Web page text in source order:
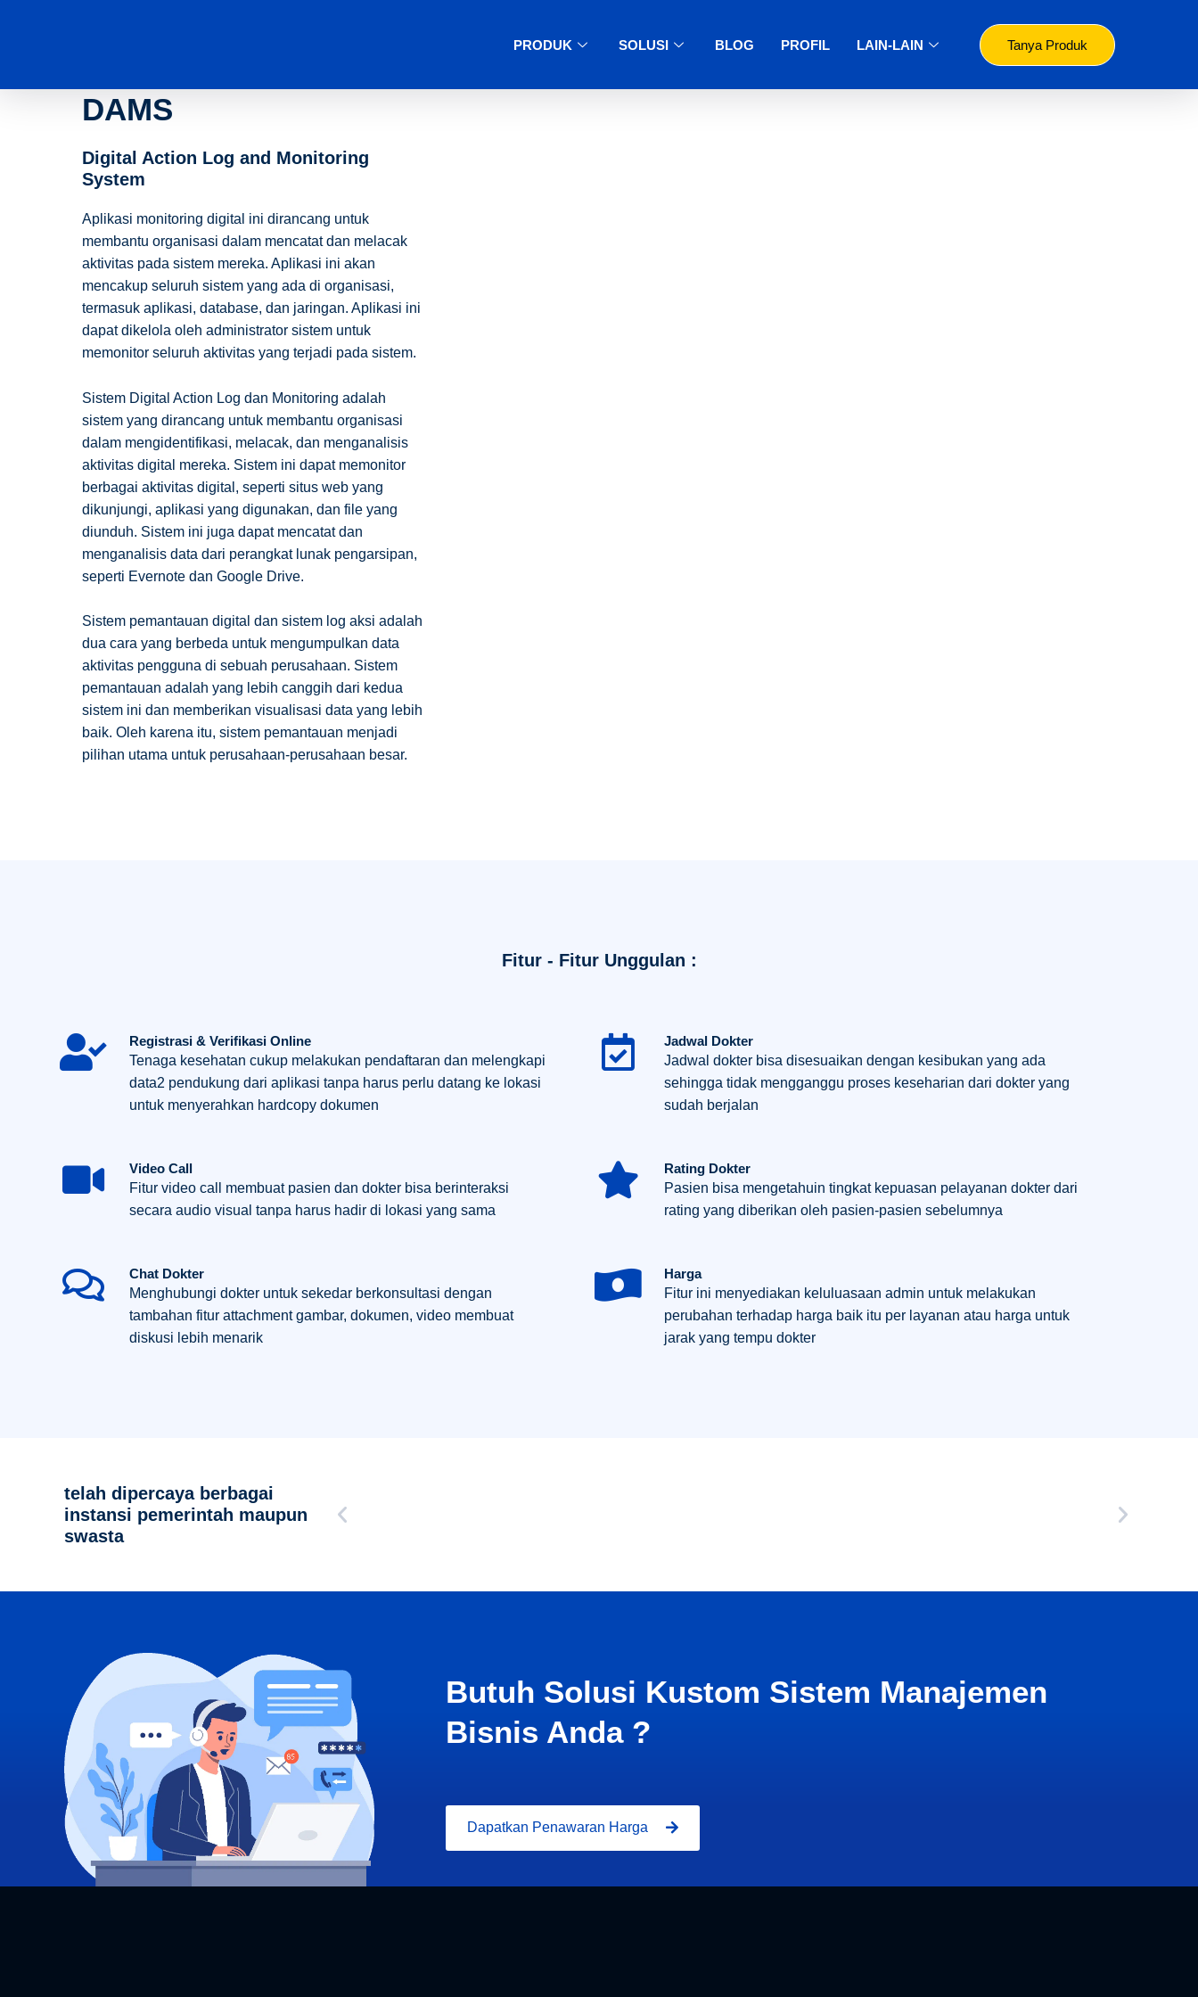
PRODUK SOLUSI BLOG PROFIL LAIN-LAIN Tanya Produk
DAMS
Digital Action Log and Monitoring
System
Aplikasi monitoring digital ini dirancang untuk
membantu organisasi dalam mencatat dan melacak
aktivitas pada sistem mereka. Aplikasi ini akan
mencakup seluruh sistem yang ada di organisasi,
termasuk aplikasi, database, dan jaringan. Aplikasi ini
dapat dikelola oleh administrator sistem untuk
memonitor seluruh aktivitas yang terjadi pada sistem.
Sistem Digital Action Log dan Monitoring adalah
sistem yang dirancang untuk membantu organisasi
dalam mengidentifikasi, melacak, dan menganalisis
aktivitas digital mereka. Sistem ini dapat memonitor
berbagai aktivitas digital, seperti situs web yang
dikunjungi, aplikasi yang digunakan, dan file yang
diunduh. Sistem ini juga dapat mencatat dan
menganalisis data dari perangkat lunak pengarsipan,
seperti Evernote dan Google Drive.
Sistem pemantauan digital dan sistem log aksi adalah
dua cara yang berbeda untuk mengumpulkan data
aktivitas pengguna di sebuah perusahaan. Sistem
pemantauan adalah yang lebih canggih dari kedua
sistem ini dan memberikan visualisasi data yang lebih
baik. Oleh karena itu, sistem pemantauan menjadi
pilihan utama untuk perusahaan-perusahaan besar.
Fitur - Fitur Unggulan :
Registrasi & Verifikasi Online
Tenaga kesehatan cukup melakukan pendaftaran dan melengkapi
data2 pendukung dari aplikasi tanpa harus perlu datang ke lokasi
untuk menyerahkan hardcopy dokumen
Jadwal Dokter
Jadwal dokter bisa disesuaikan dengan kesibukan yang ada
sehingga tidak mengganggu proses keseharian dari dokter yang
sudah berjalan
Video Call
Fitur video call membuat pasien dan dokter bisa berinteraksi
secara audio visual tanpa harus hadir di lokasi yang sama
Rating Dokter
Pasien bisa mengetahuin tingkat kepuasan pelayanan dokter dari
rating yang diberikan oleh pasien-pasien sebelumnya
Chat Dokter
Menghubungi dokter untuk sekedar berkonsultasi dengan
tambahan fitur attachment gambar, dokumen, video membuat
diskusi lebih menarik
Harga
Fitur ini menyediakan keluluasaan admin untuk melakukan
perubahan terhadap harga baik itu per layanan atau harga untuk
jarak yang tempu dokter
telah dipercaya berbagai
instansi pemerintah maupun
swasta
Butuh Solusi Kustom Sistem Manajemen
Bisnis Anda ?
Dapatkan Penawaran Harga